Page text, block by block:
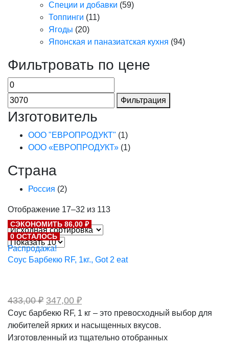
Специи и добавки (59)
Топпинги (11)
Ягоды (20)
Японская и паназиатская кухня (94)
Фильтровать по цене
Фильтрация
Изготовитель
ООО "ЕВРОПРОДУКТ" (1)
ООО «ЕВРОПРОДУКТ» (1)
Страна
Россия (2)
Отображение 17–32 из 113
СЭКОНОМИТЬ 86,00 ₽
0 ОСТАЛОСЬ
Распродажа!
Соус Барбекю RF, 1кг., Got 2 eat
433,00₽ Первоначальная
цена
составляла
433,00 ₽.
347,00 ₽Текущая
347,00 ₽.
Соус барбекю RF, 1 кг – это превосходный выбор для
любителей ярких и насыщенных вкусов.
Изготовленный из тщательно отобранных